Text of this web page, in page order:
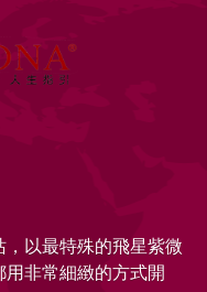
以最特殊的飛星紫微
非常細緻的方式開